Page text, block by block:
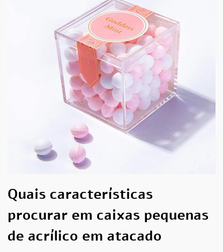
Quais características
procurar em caixas pequenas
de acrílico em atacado